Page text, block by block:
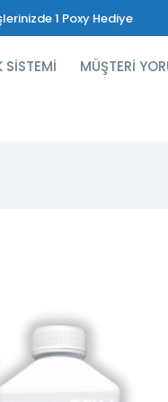
1 Poxy Hediye
SİSTEMİ MÜŞTERİ